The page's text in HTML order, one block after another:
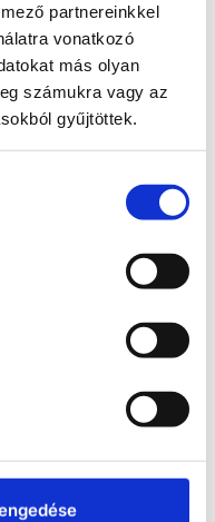
partnereinkkel
vonatkozó
más olyan
számukra vagy az
gyűjtöttek.